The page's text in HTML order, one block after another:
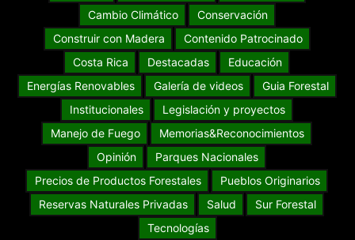
Cambio Climático
Conservación
Construir con Madera
Contenido Patrocinado
Costa Rica
Destacadas
Educación
Energías Renovables
Galería de videos
Guia Forestal
Institucionales
Legislación y proyectos
Manejo de Fuego
Memorias&Reconocimientos
Opinión
Parques Nacionales
Precios de Productos Forestales
Pueblos Originarios
Reservas Naturales Privadas
Salud
Sur Forestal
Tecnologías